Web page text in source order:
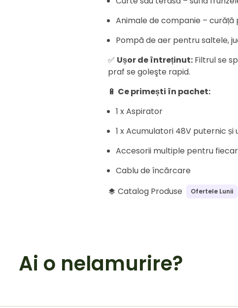
Animale de companie – curăță
Pompă de aer pentru saltele,
✅ Ușor de întreținut: Filtrul se
praf se goleşte rapid.
🔋 Ce primești în pachet:
1 x Aspirator
1 x Acumulatori 48V puternic și
Accesorii multiple pentru
Cablu de încărcare
layers Catalog Produse Ofertele Lunii
Ai o nelamurire?